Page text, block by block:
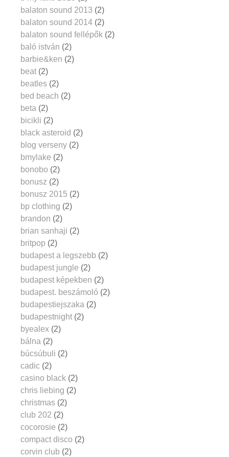
balaton sound 2013 (2)
balaton sound 2014 (2)
balaton sound fellépők (2)
baló istván (2)
barbie&ken (2)
beat (2)
beatles (2)
bed beach (2)
beta (2)
bicikli (2)
black asteroid (2)
blog verseny (2)
bmylake (2)
bonobo (2)
bonusz (2)
bonusz 2015 (2)
bp clothing (2)
brandon (2)
brian sanhaji (2)
britpop (2)
budapest a legszebb (2)
budapest jungle (2)
budapest képekben (2)
budapest. beszámoló (2)
budapestiejszaka (2)
budapestnight (2)
byealex (2)
bálna (2)
búcsúbuli (2)
cadic (2)
casino black (2)
chris liebing (2)
christmas (2)
club 202 (2)
cocorosie (2)
compact disco (2)
corvin club (2)